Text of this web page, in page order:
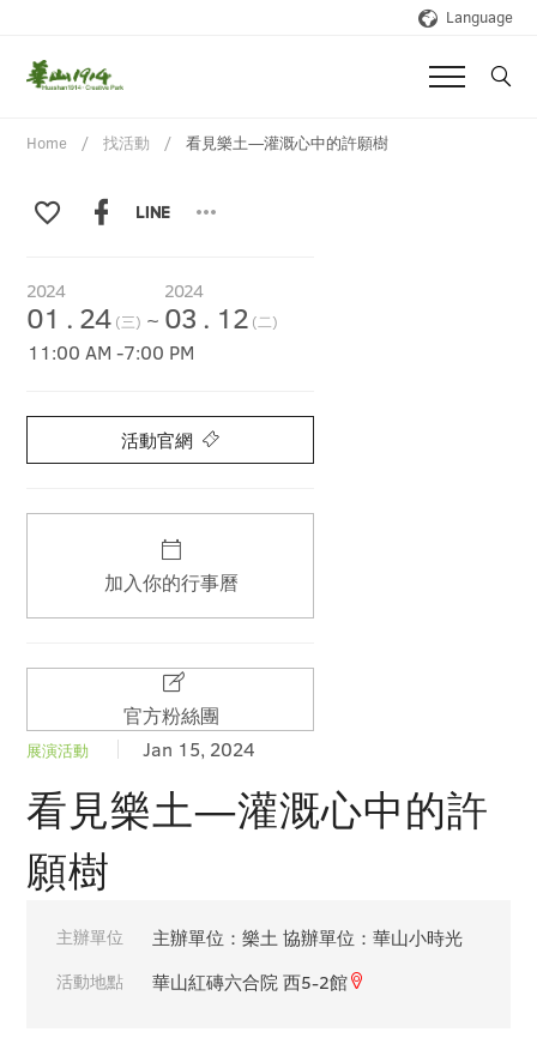
Language
Home 找活動 看見樂土—灌溉心中的許願樹
2024
01 . 24 (三) ~
2024
03 . 12 (二)
11:00 AM-7:00 PM
加入你的行事曆
官方粉絲團
展演活動 Jan 15, 2024
看見樂土—灌溉心中的許
願樹
主辦單位 主辦單位：樂土 協辦單位：華山小時光
活動地點 華山紅磚六合院 西5-2館